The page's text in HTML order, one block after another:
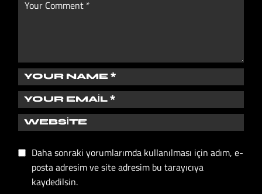
Daha sonraki yorumlarımda kullanılması için adım, e-
posta adresim ve site adresim bu tarayıcıya
kaydedilsin.